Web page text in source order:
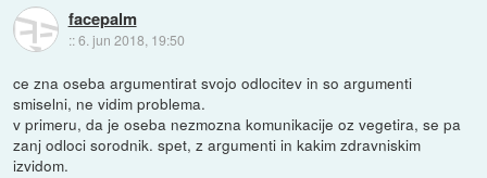
facepalm
::6. jun 2018, 19:50
ce zna oseba argumentirat svojo odlocitev in so argumenti
smiselni, ne vidim problema.
v primeru, da je oseba nezmozna komunikacije oz vegetira, se pa
zanj odloci sorodnik. spet, z argumenti in kakim zdravniskim
izvidom.